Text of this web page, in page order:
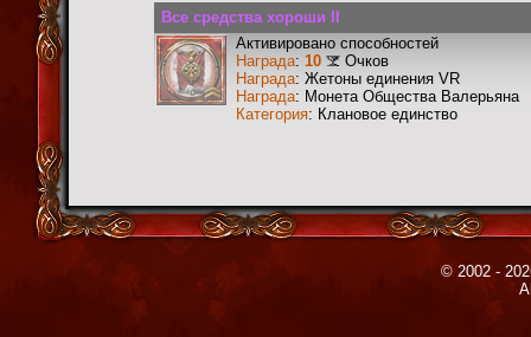
Все средства хороши II
Активировано способностей
Награда: 10
Очков
Награда: Жетоны единения VR
Награда: Монета Общества Валерьяна
Категория: Клановое единство
© 2002 -